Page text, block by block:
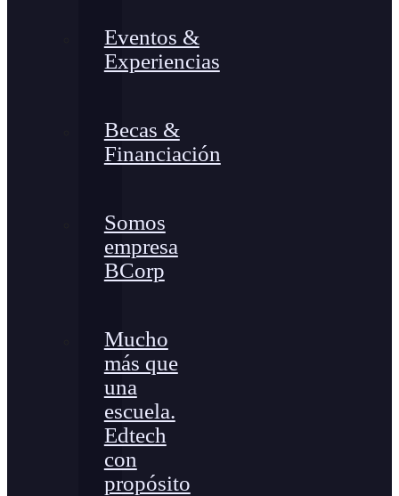
Eventos &
Experiencias
Becas &
Financiación
Somos
empresa
BCorp
Mucho
más que
una
escuela.
Edtech
con
propósito